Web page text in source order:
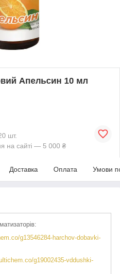
Апельсин 10 мл
шт.
на сайті — 5 000 ₴
Доставка Оплата Умови
g13546284-harchov-dobavki-
g19002435-vddushki-